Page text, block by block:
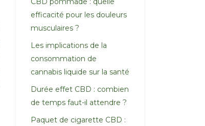
efficacité pour les douleurs
musculaires ?
Les implications de la
consommation de
cannabis liquide sur la santé
Durée effet CBD : combien
de temps faut-il attendre ?
Paquet de cigarette CBD :